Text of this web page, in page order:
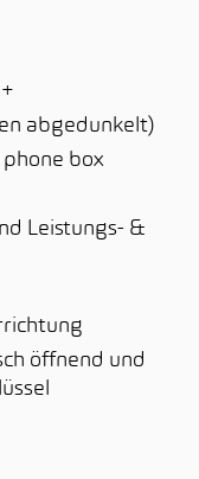
abgedunkelt)
box
Leistungs- &
öffnend und